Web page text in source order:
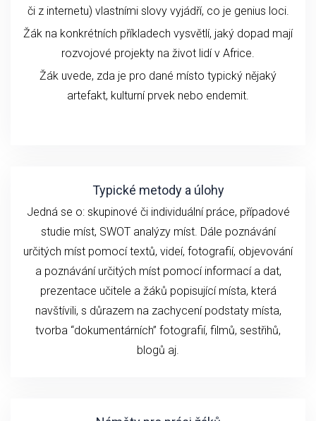
či z internetu) vlastními slovy vyjádří, co je genius loci.
Žák na konkrétních příkladech vysvětlí, jaký dopad mají
rozvojové projekty na život lidí v Africe.
Žák uvede, zda je pro dané místo typický nějaký
artefakt, kulturní prvek nebo endemit.
Typické metody a úlohy
Jedná se o: skupinové či individuální práce, případové
studie míst, SWOT analýzy míst. Dále poznávání
určitých míst pomocí textů, videí, fotografií, objevování
a poznávání určitých míst pomocí informací a dat,
prezentace učitele a žáků popisující místa, která
navštívili, s důrazem na zachycení podstaty místa,
tvorba “dokumentárních” fotografií, filmů, sestřihů,
blogů aj.